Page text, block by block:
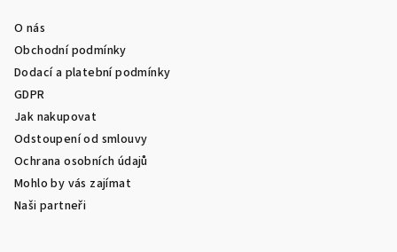
O nás
Obchodní podmínky
Dodací a platební podmínky
GDPR
Jak nakupovat
Odstoupení od smlouvy
Ochrana osobních údajů
Mohlo by vás zajímat
Naši partneři